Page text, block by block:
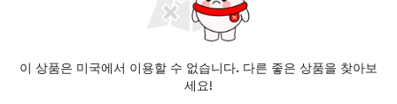
이 상품은 미국에서 이용할 수 없습니다. 다른 좋은 상품을 찾아보
세요!